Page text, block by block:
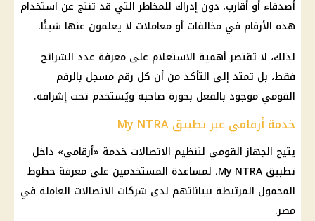
أصدقاء أو أقارب، دون إدراك للمخاطر التي قد تنتج عن استخدام
هذه الأرقام في مخالفات أو معاملات لا يعلمون عنها شيئًا.
لذلك، لا تقتصر أهمية الاستعلام على معرفة عدد الشرائح
فقط، بل تمتد إلى التأكد من أن كل رقم مسجل بالرقم
القومي موجود بالفعل بحوزة صاحبه ويُستخدم تحت إشرافه.
خدمة أرقامي عبر تطبيق My NTRA
يتيح الجهاز القومي لتنظيم الاتصالات خدمة «أرقامي» داخل
تطبيق My NTRA، لمساعدة المستخدمين على معرفة خطوط
المحمول المرتبطة ببياناتهم لدى شركات الاتصالات العاملة في
مصر.